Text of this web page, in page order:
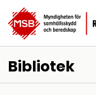
Bibliotek